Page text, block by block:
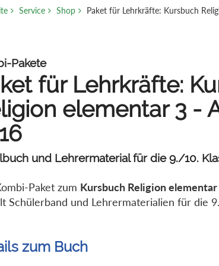
Service Shop Paket für Lehrkräfte: Kursbuch
Pakete
für Lehrkräfte:
elementar 3 -
und Lehrermaterial für die 9./10.
Paket zum Kursbuch Religion
Schülerband und Lehrermaterialien für die
zum Buch